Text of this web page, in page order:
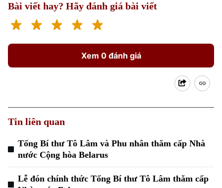
Bài viết hay? Hãy đánh giá bài viết
Xem 0 đánh giá
Tin liên quan
Tổng Bí thư Tô Lâm và Phu nhân thăm cấp Nhà
nước Cộng hòa Belarus
Lễ đón chính thức Tổng Bí thư Tô Lâm thăm cấp